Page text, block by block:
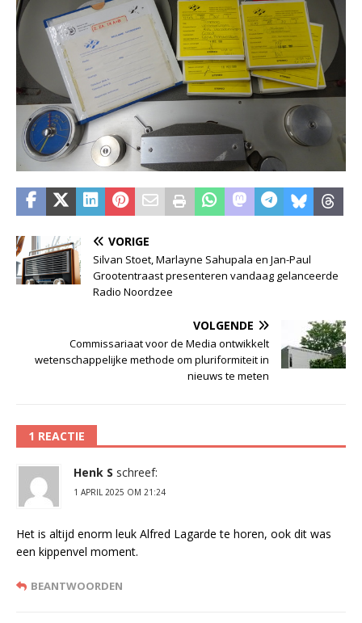
VORIGE
Silvan Stoet, Marlayne Sahupala en Jan-Paul
Grootentraast presenteren vandaag gelanceerde
Radio Noordzee
VOLGENDE
Commissariaat voor de Media ontwikkelt
wetenschappelijke methode om pluriformiteit in
nieuws te meten
1 REACTIE
Henk S schreef:
1 APRIL 2025 OM 21:24
Het is altijd enorm leuk Alfred Lagarde te horen, ook dit was
een kippenvel moment.
BEANTWOORDEN